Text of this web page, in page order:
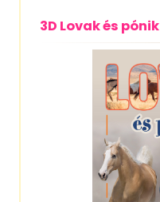
3D Lovak és pónik